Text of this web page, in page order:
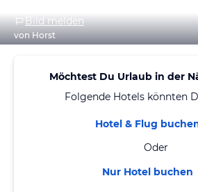
Bild melden
von Horst
Möchtest Du Urlaub in der
Folgende Hotels könnten
Hotel & Flug
Oder
Nur Hotel buchen